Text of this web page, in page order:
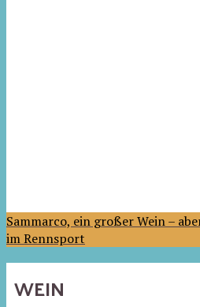
Sammarco, ein großer Wein –
im Rennsport
WEIN